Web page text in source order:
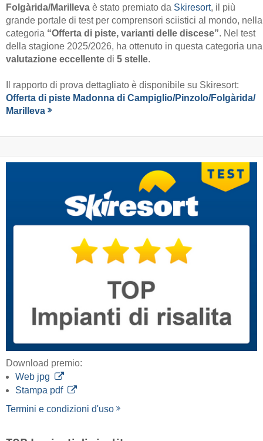
Folgàrida/​Marilleva è stato premiato da Skiresort, il più
grande portale di test per comprensori sciistici al mondo, nella
categoria “Offerta di piste, varianti delle discese”. Nel test
della stagione 2025/2026, ha ottenuto in questa categoria una
valutazione eccellente di 5 stelle.
Il rapporto di prova dettagliato è disponibile su Skiresort:
Offerta di piste Madonna di Campiglio/​Pinzolo/​Folgàrida/​
Marilleva
Download premio:
Web jpg
Stampa pdf
Termini e condizioni d'uso